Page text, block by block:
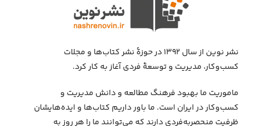
نشر نوین از سال ۱۳۹۲ در حوزهٔ نشر کتاب‌ها و مجلات
کسب‌وکار، مدیریت و توسعهٔ فردی آغاز به کار کرد.
ماموریت ما بهبود فرهنگ مطالعه و دانش مدیریت و
کسب‌وکار در ایران است. ما باور داریم کتاب‌ها و ایده‌هایشان
ظرفیت منحصربه‌فردی دارند که می‌توانند ما را هر روز به